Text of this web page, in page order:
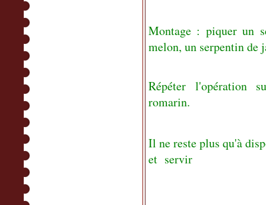
Montage : piquer un
melon, un serpentin de
Répéter l'opération
romarin.
Il ne reste plus qu'à
et servir